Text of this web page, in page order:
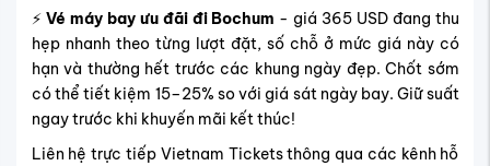
⚡Vé máy bay ưu đãi đi Bochum - giá 365 USD đang thu
hẹp nhanh theo từng lượt đặt, số chỗ ở mức giá này có
hạn và thường hết trước các khung ngày đẹp. Chốt sớm
có thể tiết kiệm 15–25% so với giá sát ngày bay. Giữ suất
ngay trước khi khuyến mãi kết thúc!
Liên hệ trực tiếp Vietnam Tickets thông qua các kênh hỗ